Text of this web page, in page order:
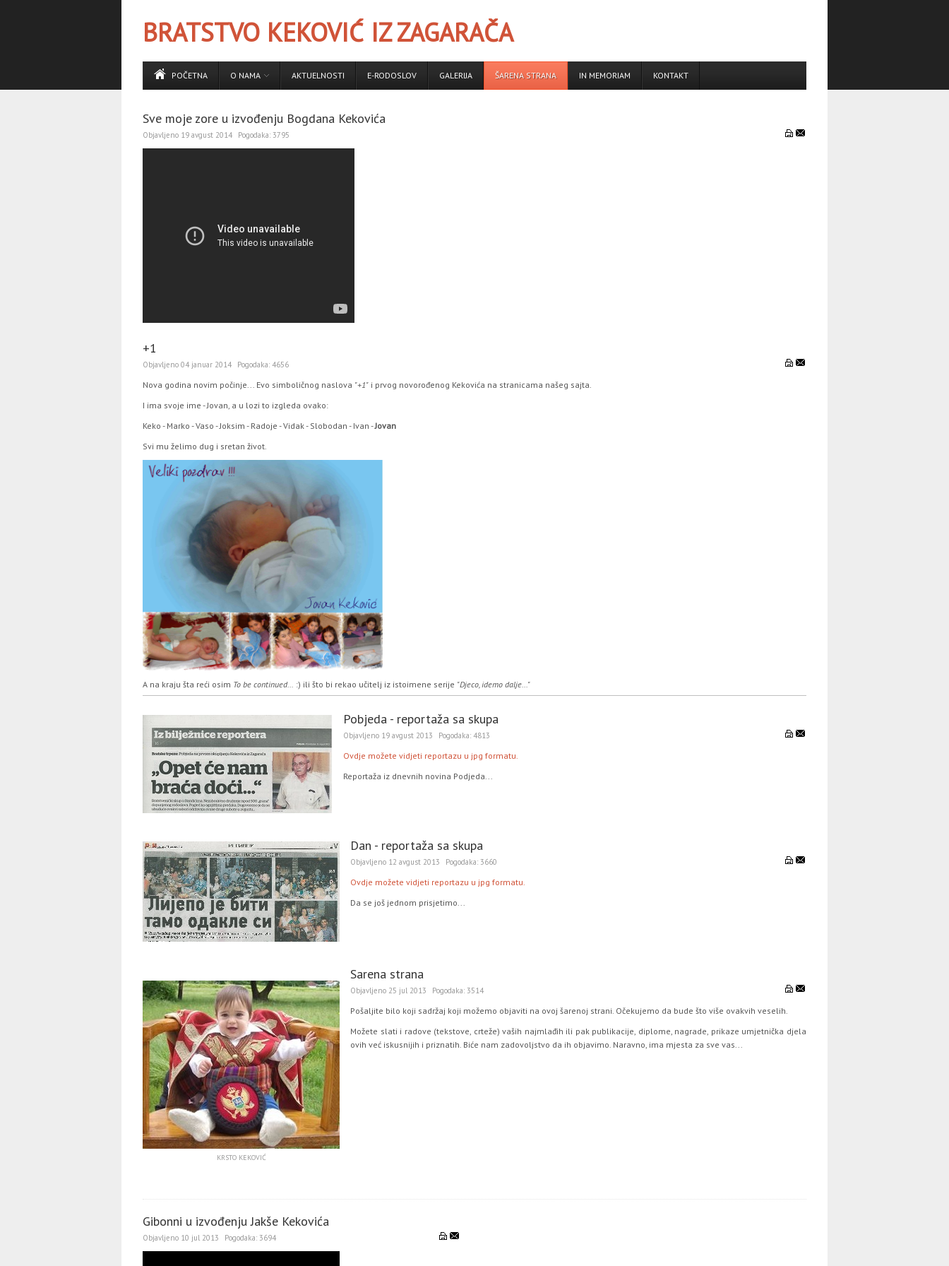
BRATSTVO KEKOVIĆ IZ ZAGARAČA
POČETNA O NAMA AKTUELNOSTI E-RODOSLOV GALERIJA ŠARENA STRANA IN MEMORIAM KONTAKT
Sve moje zore u izvođenju Bogdana Kekovića
Objavljeno 19 avgust 2014 Pogodaka: 3795
+1
Objavljeno 04 januar 2014 Pogodaka: 4656
Nova godina novim počinje... Evo simboličnog naslova "+1" i prvog novorođenog Kekovića na stranicama našeg sajta.
I ima svoje ime - Jovan, a u lozi to izgleda ovako:
Keko - Marko - Vaso - Joksim - Radoje - Vidak - Slobodan - Ivan -Jovan
Svi mu želimo dug i sretan život.
A na kraju šta reći osim To be continued... :) ili što bi rekao učitelj iz istoimene serije "Djeco, idemo dalje..."
Pobjeda - reportaža sa skupa
Objavljeno 19 avgust 2013 Pogodaka: 4813
Ovdje možete vidjeti reportazu u jpg formatu.
Reportaža iz dnevnih novina Podjeda...
Dan - reportaža sa skupa
Objavljeno 12 avgust 2013 Pogodaka: 3660
Ovdje možete vidjeti reportazu u jpg formatu.
Da se još jednom prisjetimo...
KRSTO KEKOVIĆ
Sarena strana
Objavljeno 25 jul 2013 Pogodaka: 3514
Pošaljite bilo koji sadržaj koji možemo objaviti na ovoj šarenoj strani. Očekujemo da bude što više ovakvih veselih.
Možete slati i radove (tekstove, crteže) vaših najmlađih ili pak publikacije, diplome, nagrade, prikaze umjetnička djela
ovih već iskusnijih i priznatih. Biće nam zadovoljstvo da ih objavimo. Naravno, ima mjesta za sve vas...
Gibonni u izvođenju Jakše Kekovića
Objavljeno 10 jul 2013 Pogodaka: 3694